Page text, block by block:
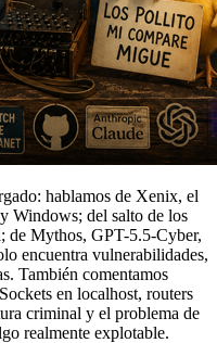
hablamos de Xenix, el
Windows; del salto de los
de Mythos, GPT-5.5-Cyber,
encuentra vulnerabilidades,
También comentamos
en localhost, routers
criminal y el problema de
realmente explotable.